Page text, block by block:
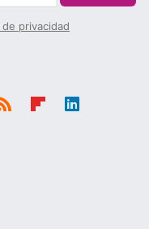
privacidad